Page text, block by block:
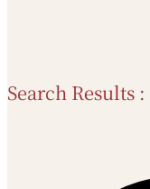
Search Results :